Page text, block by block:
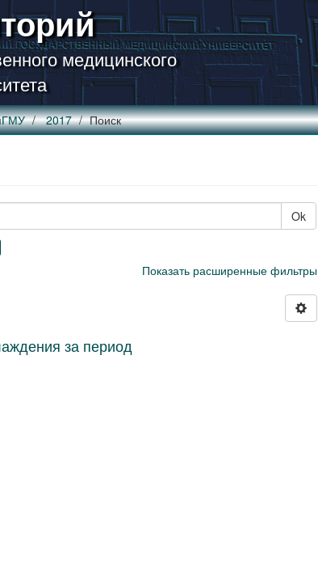
медицинского
2017 Поиск
Ok
Показать расширенные фильтры
за период